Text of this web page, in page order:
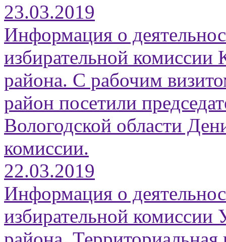
23.03.2019
Информация о
избирательной комиссии
района. С рабочим
район посетили
Вологодской области
комиссии.
22.03.2019
Информация о
избирательной